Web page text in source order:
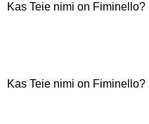
Kas Teie nimi on Fiminello?
Kas Teie nimi on Fiminello?